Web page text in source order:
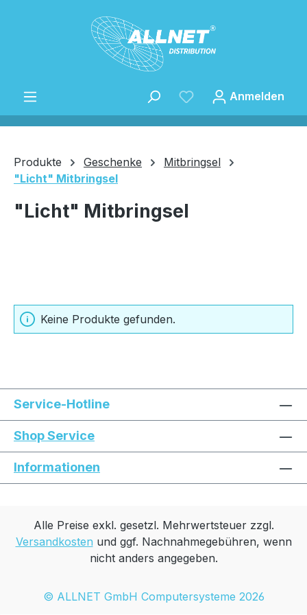
Zum Hauptinhalt springen
Speichern
Anmelden
Produkte Geschenke
Mitbringsel
"Licht" Mitbringsel
"Licht" Mitbringsel
Keine Produkte gefunden.
Service-Hotline
Shop Service
Informationen
Alle Preise exkl. gesetzl. Mehrwertsteuer zzgl.
Versandkosten und ggf. Nachnahmegebühren, wenn
nicht anders angegeben.
© ALLNET GmbH Computersysteme 2026